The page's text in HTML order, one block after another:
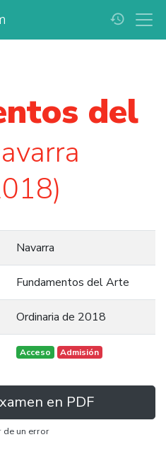
history
del
Navarra
Fundamentos del Arte
Ordinaria de 2018
Acceso Admisión
en PDF
de un error